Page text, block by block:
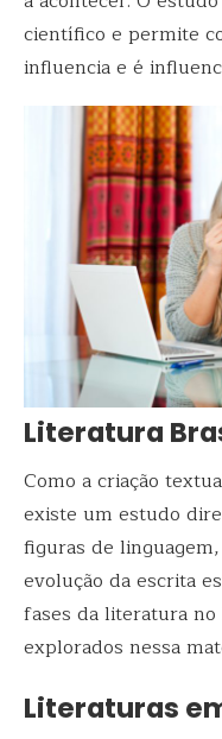
científico e permite
influencia e é
Literatura
Como a criação
existe um estudo
figuras de
evolução da escrita
fases da literatura no
explorados nessa
Literaturas